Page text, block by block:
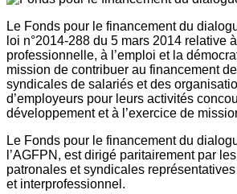
Le Fonds pour le financement du
loi n°2014-288 du 5 mars 2014 relative
professionnelle, à l’emploi et la
mission de contribuer au financement
syndicales de salariés et des
d’employeurs pour leurs activités
développement et à l’exercice de
Le Fonds pour le financement du
l’AGFPN, est dirigé paritairement par
patronales et syndicales
et interprofessionnel.